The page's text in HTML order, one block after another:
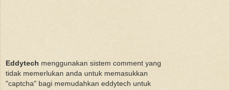
Eddytech menggunakan sistem comment yang
tidak memerlukan anda untuk memasukkan
"captcha" bagi memudahkan eddytech untuk